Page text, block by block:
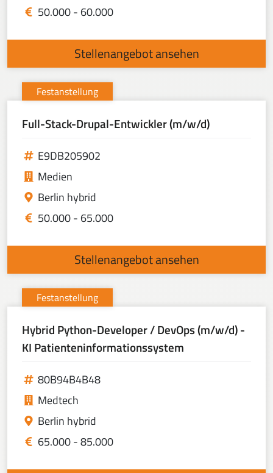
50.000 - 60.000
Stellenangebot ansehen
Festanstellung
Full-Stack-Drupal-Entwickler (m/w/d)
E9DB205902
Medien
Berlin hybrid
50.000 - 65.000
Stellenangebot ansehen
Festanstellung
Hybrid Python-Developer / DevOps (m/w/d) -
KI Patienteninformationssystem
80B94B4B48
Medtech
Berlin hybrid
65.000 - 85.000